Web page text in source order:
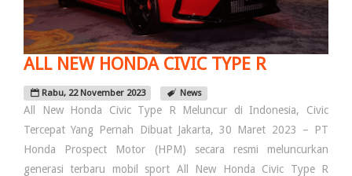
ALL NEW HONDA CIVIC TYPE R
Rabu, 22 November 2023 News
All New Honda Civic Type R Meluncur di Indonesia, Civic
Tercepat Yang Pernah Dibuat Jakarta, 30 Maret 2023 – PT
Honda Prospect Motor (HPM) secara resmi meluncurkan
generasi terbaru mobil sport All New Honda Civic Type R